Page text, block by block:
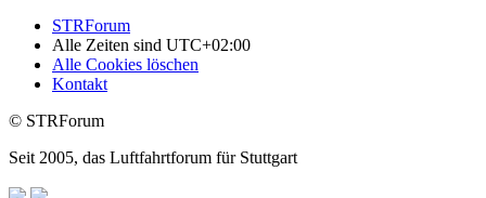
STRForum
Alle Zeiten sind UTC+02:00
Alle Cookies löschen
Kontakt
© STRForum
Seit 2005, das Luftfahrtforum für Stuttgart